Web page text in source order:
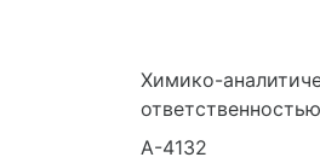
Химико-
А-4132